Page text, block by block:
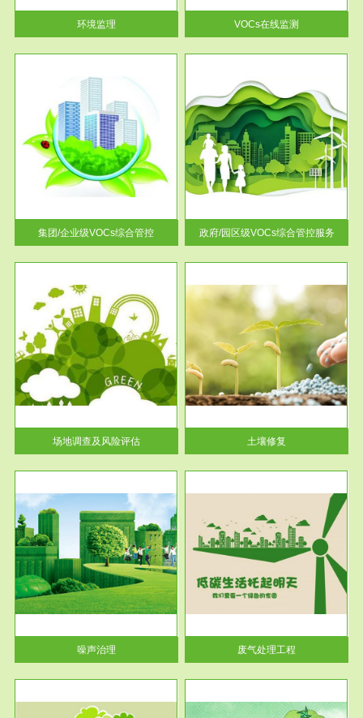
环境监理
率达...
VOCs在线监测
集团/企业级VOCs综合管控
服务范围
政府/园区级VOCs综合管控服务
根据《石化行业挥发性有机物综
合整治方案》文件要求，到2017
年，全...
政府/园区级VOCs综合管控服务
场地调查及风险评估
服务范围
土壤修复
土壤修复
噪声治理
服务范围
废气处理工程
废气处理工程